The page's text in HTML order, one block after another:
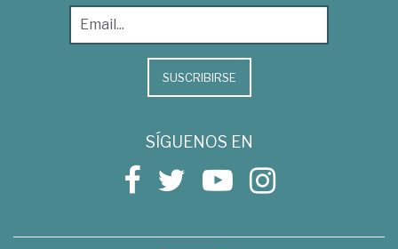
SUSCRIBIRSE
SÍGUENOS EN